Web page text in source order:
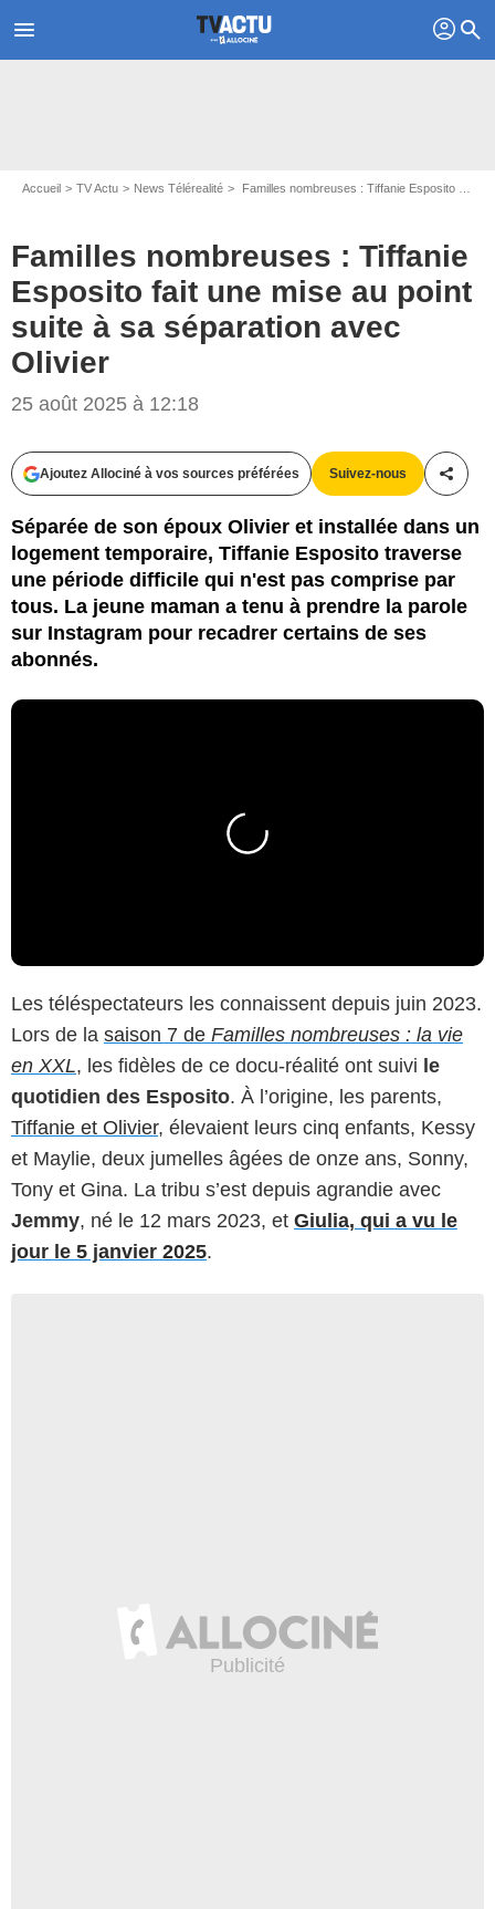
menu profil search
Accueil TV Actu News Télérealité Familles nombreuses : Tiffanie Esposito fait une mise au point suite à sa séparation avec Olivier
Familles nombreuses : Tiffanie
Esposito fait une mise au point
suite à sa séparation avec
Olivier
25 août 2025 à 12:18
Ajoutez Allociné à vos sources préférées Suivez-nous
Séparée de son époux Olivier et installée dans un
logement temporaire, Tiffanie Esposito traverse
une période difficile qui n'est pas comprise par
tous. La jeune maman a tenu à prendre la parole
sur Instagram pour recadrer certains de ses
abonnés.
Les téléspectateurs les connaissent depuis juin 2023.
Lors de la saison 7 de Familles nombreuses : la vie
en XXL, les fidèles de ce docu-réalité ont suivi le
quotidien des Esposito. À l’origine, les parents,
Tiffanie et Olivier, élevaient leurs cinq enfants, Kessy
et Maylie, deux jumelles âgées de onze ans, Sonny,
Tony et Gina. La tribu s’est depuis agrandie avec
Jemmy, né le 12 mars 2023, et Giulia, qui a vu le
jour le 5 janvier 2025.